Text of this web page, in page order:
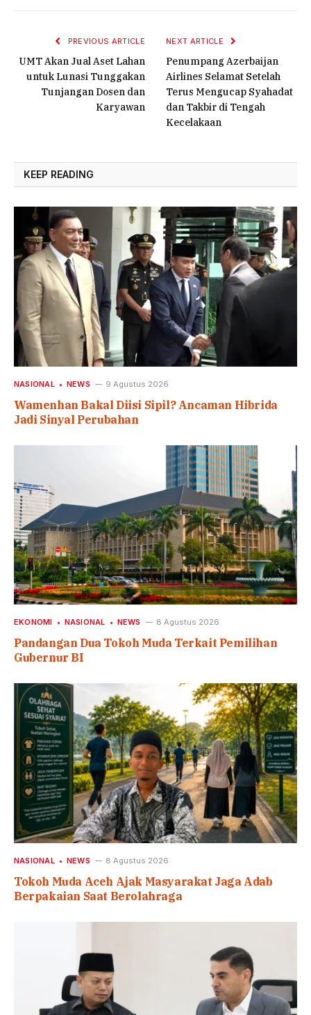
PREVIOUS ARTICLE
UMT Akan Jual Aset Lahan
untuk Lunasi Tunggakan
Tunjangan Dosen dan
Karyawan
NEXT ARTICLE
Penumpang Azerbaijan
Airlines Selamat Setelah
Terus Mengucap Syahadat
dan Takbir di Tengah
Kecelakaan
KEEP READING
NASIONAL NEWS 9 Agustus 2026
Wamenhan Bakal Diisi Sipil? Ancaman Hibrida
Jadi Sinyal Perubahan
EKONOMI NASIONAL NEWS 8 Agustus 2026
Pandangan Dua Tokoh Muda Terkait Pemilihan
Gubernur BI
NASIONAL NEWS 8 Agustus 2026
Tokoh Muda Aceh Ajak Masyarakat Jaga Adab
Berpakaian Saat Berolahraga